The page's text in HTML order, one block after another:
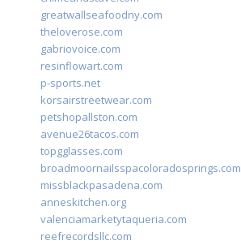
greatwallseafoodny.com
theloverose.com
gabriovoice.com
resinflowart.com
p-sports.net
korsairstreetwear.com
petshopallston.com
avenue26tacos.com
topgglasses.com
broadmoornailsspacoloradosprings.com
missblackpasadena.com
anneskitchen.org
valenciamarketytaqueria.com
reefrecordsllc.com